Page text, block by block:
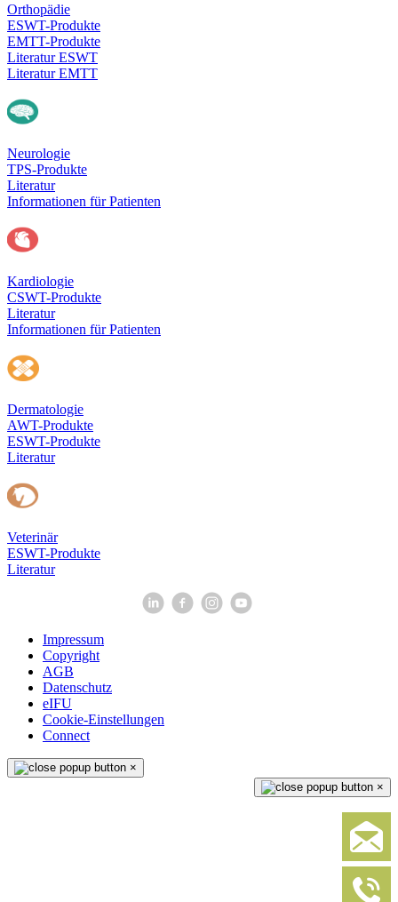
Orthopädie
ESWT-Produkte
EMTT-Produkte
Literatur ESWT
Literatur EMTT
Neurologie
TPS-Produkte
Literatur
Informationen für Patienten
Kardiologie
CSWT-Produkte
Literatur
Informationen für Patienten
Dermatologie
AWT-Produkte
ESWT-Produkte
Literatur
Veterinär
ESWT-Produkte
Literatur
Impressum
Copyright
AGB
Datenschutz
eIFU
Cookie-Einstellungen
Connect
×
×